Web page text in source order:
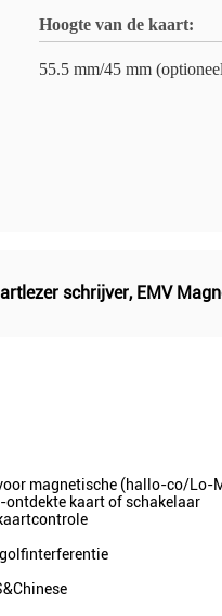
Hoogte van de kaart:
55.5 mm/45 mm
schrijver, EMV
magnetische (hallo-co/Lo-
ontdekte kaart of schakelaar